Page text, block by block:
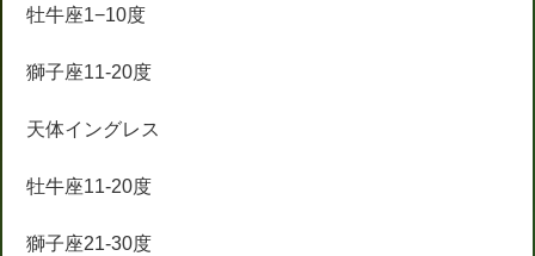
牡牛座1−10度
獅子座11-20度
天体イングレス
牡牛座11-20度
獅子座21-30度